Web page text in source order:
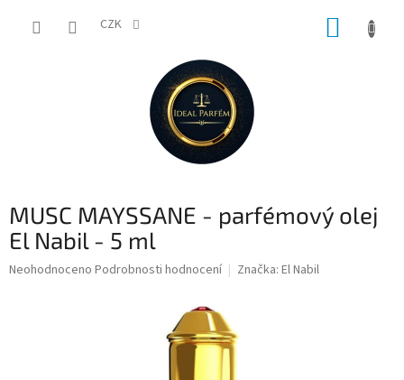
CZK
MUSC MAYSSANE - parfémový olej
El Nabil - 5 ml
Průměrné
Neohodnoceno Podrobnosti hodnocení Značka: El Nabil